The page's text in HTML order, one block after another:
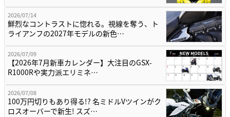
2026/07/14
鮮烈なコントラストに惚れる。視線を奪う、ト
ライアンフの2027年モデルの新色…
2026/07/09
【2026年7月新車カレンダー】大注目のGSX-
R1000Rや実力派エリミネ…
2026/07/08
100万円切りもあり得る!? 名ミドルVツインがク
ロスオーバーで新生! スズ…